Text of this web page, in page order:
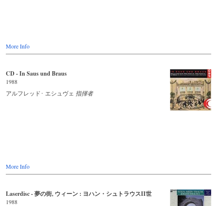
More Info
CD - In Saus und Braus
1988
アルフレッド･ エシュヴェ 指揮者
More Info
Laserdisc - 夢の街, ウィーン : ヨハン・シュトラウスII世
1988